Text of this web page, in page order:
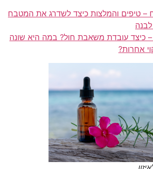
– טיפים והמלצות כיצד לשדרג את המטבח
כיצד עובדת משאבת חול? במה היא שונה
אחרות?